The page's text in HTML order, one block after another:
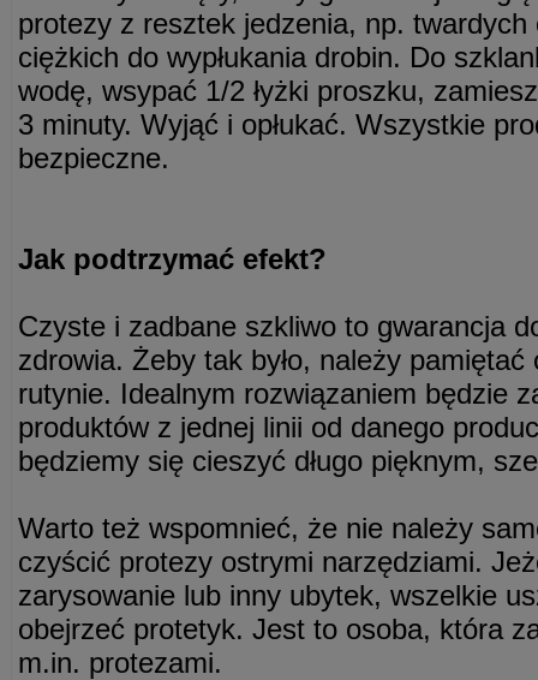
protezy z resztek jedzenia, np.
ciężkich do wypłukania drobin. Do
wodę, wsypać 1/2 łyżki proszku,
3 minuty. Wyjąć i opłukać. Wszystkie
bezpieczne.
Jak podtrzymać efekt?
Czyste i zadbane szkliwo to gwarancja
zdrowia. Żeby tak było, należy
rutynie. Idealnym rozwiązaniem będzie
produktów z jednej linii od danego
będziemy się cieszyć długo pięknym,
Warto też wspomnieć, że nie należy
czyścić protezy ostrymi narzędziami.
zarysowanie lub inny ubytek, wszelkie
obejrzeć protetyk. Jest to osoba, która
m.in. protezami.